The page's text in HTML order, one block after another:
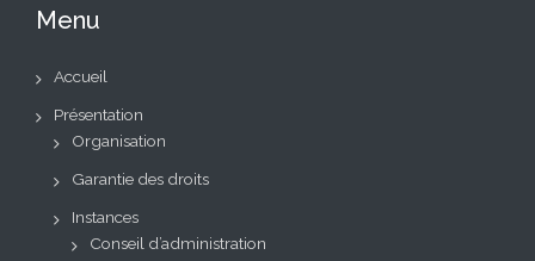
Menu
Accueil
Présentation
Organisation
Garantie des droits
Instances
Conseil d’administration